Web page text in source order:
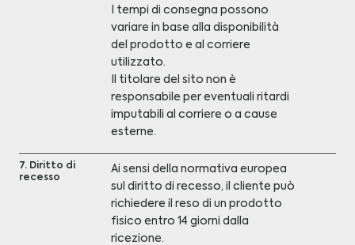
I tempi di consegna possono
variare in base alla disponibilità
del prodotto e al corriere
utilizzato.
Il titolare del sito non è
responsabile per eventuali ritardi
imputabili al corriere o a cause
esterne.
7. Diritto di
recesso
Ai sensi della normativa europea
sul diritto di recesso, il cliente può
richiedere il reso di un prodotto
fisico entro 14 giorni dalla
ricezione.